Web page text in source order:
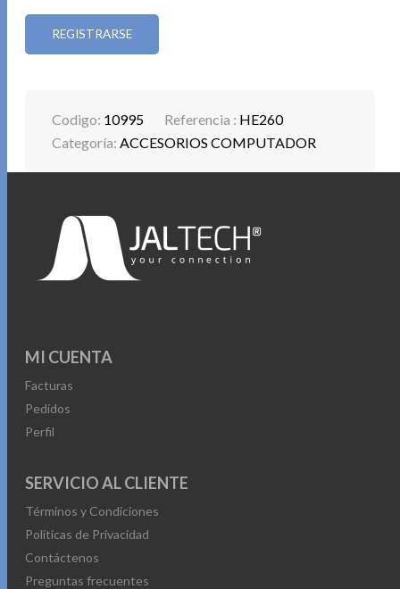
REGISTRARSE
Codigo: 10995 Referencia : HE260
Categoría: ACCESORIOS COMPUTADOR
MI CUENTA
Facturas
Pedidos
Perfil
SERVICIO AL CLIENTE
Términos y Condiciones
Políticas de Privacidad
Contáctenos
Preguntas frecuentes